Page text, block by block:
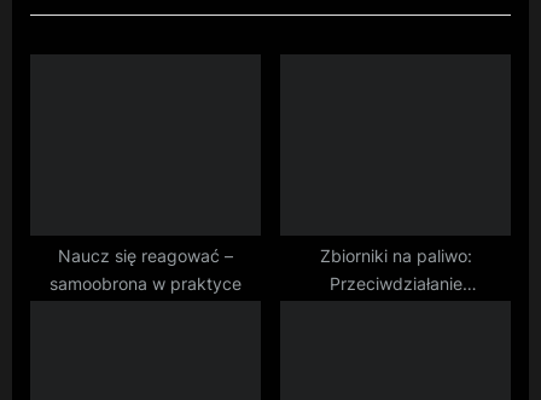
v
i
t
t
P
Naucz się reagować –
samoobrona w praktyce
Zbiorniki na paliwo:
Przeciwdziałanie